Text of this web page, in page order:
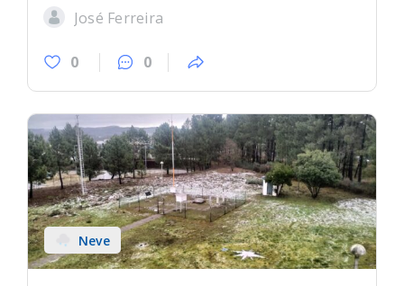
José Ferreira
0 0
Neve